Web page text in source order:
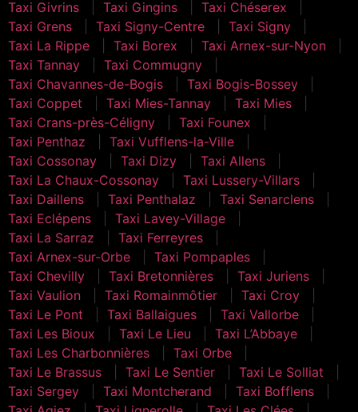
Taxi Givrins
Taxi Gingins
Taxi Chéserex
Taxi Grens
Taxi Signy-Centre
Taxi Signy
Taxi La Rippe
Taxi Borex
Taxi Arnex-sur-Nyon
Taxi Tannay
Taxi Commugny
Taxi Chavannes-de-Bogis
Taxi Bogis-Bossey
Taxi Coppet
Taxi Mies-Tannay
Taxi Mies
Taxi Crans-près-Céligny
Taxi Founex
Taxi Penthaz
Taxi Vufflens-la-Ville
Taxi Cossonay
Taxi Dizy
Taxi Allens
Taxi La Chaux-Cossonay
Taxi Lussery-Villars
Taxi Daillens
Taxi Penthalaz
Taxi Senarclens
Taxi Eclépens
Taxi Lavey-Village
Taxi La Sarraz
Taxi Ferreyres
Taxi Arnex-sur-Orbe
Taxi Pompaples
Taxi Chevilly
Taxi Bretonnières
Taxi Juriens
Taxi Vaulion
Taxi Romainmôtier
Taxi Croy
Taxi Le Pont
Taxi Ballaigues
Taxi Vallorbe
Taxi Les Bioux
Taxi Le Lieu
Taxi L’Abbaye
Taxi Les Charbonnières
Taxi Orbe
Taxi Le Brassus
Taxi Le Sentier
Taxi Le Solliat
Taxi Sergey
Taxi Montcherand
Taxi Bofflens